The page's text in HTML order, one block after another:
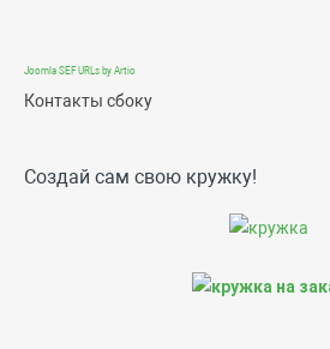
Joomla SEF URLs by Artio
Контакты сбоку
Создай сам свою кружку!